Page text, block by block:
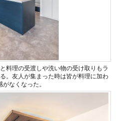
料理の受渡しや洗い物の受け取りもラ
。友人が集まった時は皆が料理に加わ
がなくなった。